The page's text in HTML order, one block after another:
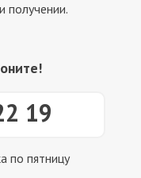
получении.
по пятницу
19